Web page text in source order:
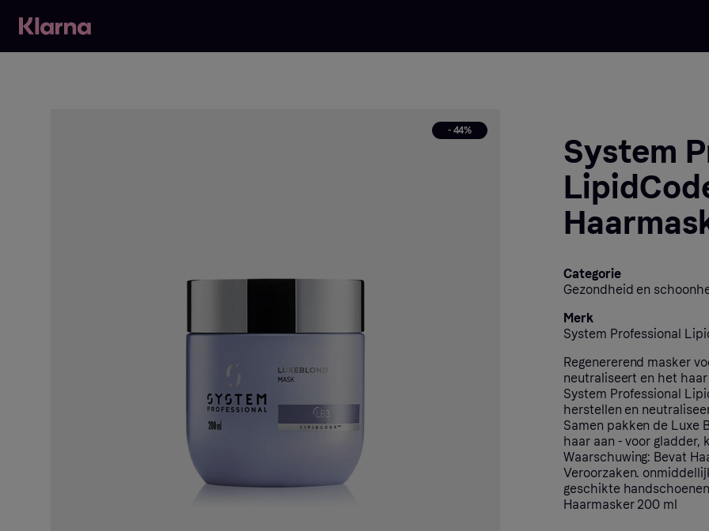
- 44%
System
Categorie
Gezondheid en
Merk
System Professional
Regenererend masker
neutraliseert en het
System Professional
herstellen en
Samen pakken de Luxe
haar aan - voor gladder,
Waarschuwing: Bevat
Veroorzaken.
geschikte
Haarmasker 200 ml